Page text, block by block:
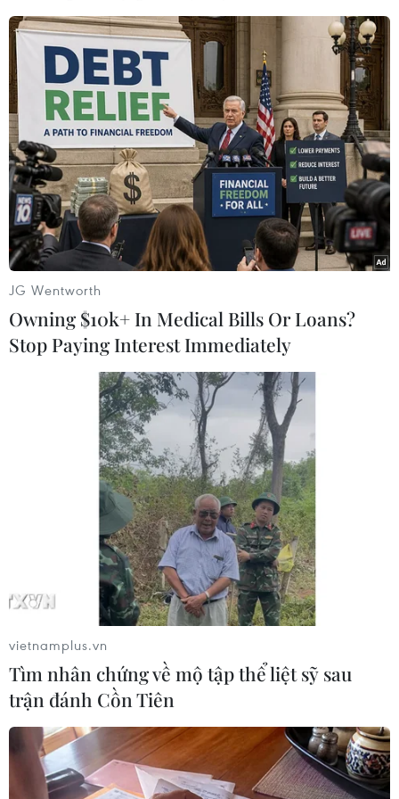
Trung Nigeria: Hơn 200
người thiệt mạng
Do mưa lớn kéo suốt đêm, thị trấn
Mokwa ở miền Trung Nigeria đã
phải hứng chịu trận lũ quét tồi tệ
nhất trong lịch sử vào ngày 29/5
khiến hơn 200 người thiệt mạng.
(TTXVN/Vietnam+)
#Tìm kiếm người mất tích
#Thương vong
Nigeria
Theo dõi VietnamPlus
JG Wentworth
Owning $10k+ In Medical Bills Or Loans?
Stop Paying Interest Immediately
vietnamplus.vn
Tìm nhân chứng về mộ tập thể liệt sỹ sau
trận đánh Cồn Tiên